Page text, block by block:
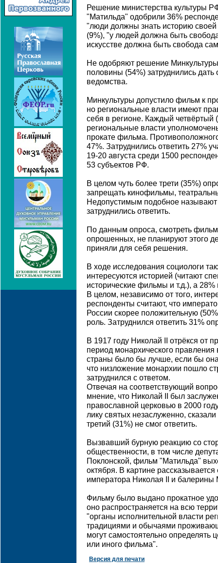
Решение министерства культуры
"Матильда" одобрили 36%
"люди должны знать историю
(9%), "у людей должна быть
искусстве должна быть свобода
Не одобряют решение
половины (54%) затруднились дать
ведомства.
Минкультуры допустило фильм к
но региональные власти имеют
себя в регионе. Каждый четвёртый
региональные власти
прокате фильма.
47%. Затруднились ответить 27%
19-20 августа среди 1500
53 субъектов РФ.
В целом чуть более трети (35%)
запрещать кинофильмы,
Недопустимым подобное
затруднились ответить.
По данным опроса, смотреть
опрошенных, не планируют этого
приняли для себя решения.
В ходе исследования социологи
интересуются историей (читают
исторические фильмы и т.д.), а 28%
В целом, независимо от того,
респонденты считают, что
России скорее положительную
роль. Затруднился ответить 31%
В 1917 году Николай II отрёкся от
период монархического правления
страны было бы лучше, если бы
что низложение монархии пошло
затруднился с ответом.
Отвечая на соответствующий
мнение, что Николай II был
православной церковью в 2000
лику святых незаслуженно,
третий (31%) не смог ответить.
Вызвавший бурную реакцию со
общественности, в том числе
Поклонской, фильм "Матильда"
октября. В картине
императора Николая II и
Фильму было выдано прокатное
оно распространяется на всю
"органы исполнительной власти
традициями и обычаями
могут самостоятельно определять
или иного фильма".
Версия для печати